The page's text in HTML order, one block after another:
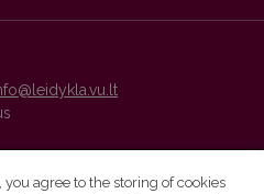
you agree to the storing of cookies